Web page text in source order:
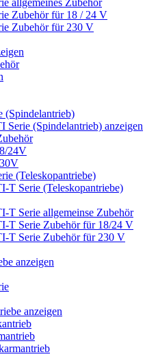
Zubehör für 18 / 24 V
Zubehör für 230 V
(Spindelantrieb) anzeigen
24V
(Teleskopantriebe)
T Serie (Teleskopantriebe)
T Serie allgemeinse Zubehör
T Serie Zubehör für 18/24 V
T Serie Zubehör für 230 V
anzeigen
anzeigen